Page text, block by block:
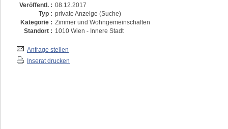
Veröffentl. : 08.12.2017
Typ : private Anzeige (Suche)
Kategorie : Zimmer und Wohngemeinschaften
Standort : 1010 Wien - Innere Stadt
Anfrage stellen
Inserat drucken